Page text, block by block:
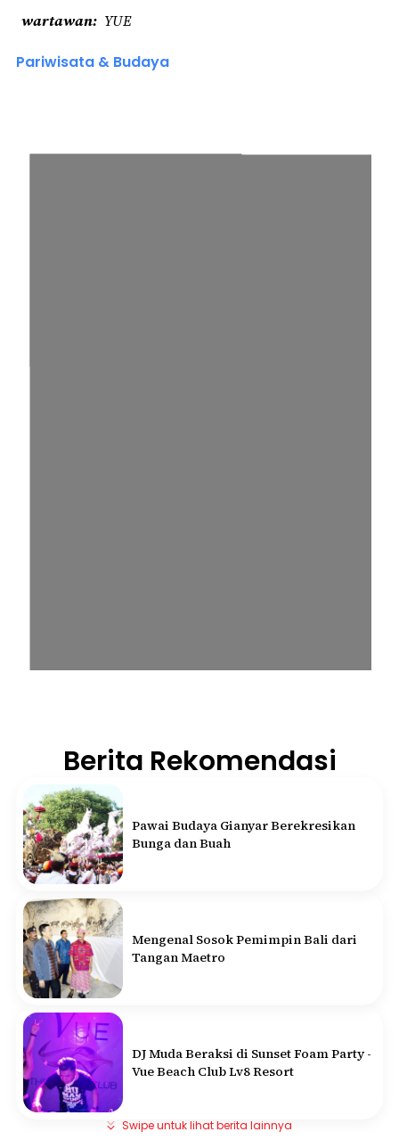
wartawan YUE
Pariwisata & Budaya
Berita Rekomendasi
Pawai Budaya Gianyar Berekresikan
Bunga dan Buah
Mengenal Sosok Pemimpin Bali dari
Tangan Maetro
DJ Muda Beraksi di Sunset Foam Party -
Vue Beach Club Lv8 Resort
Swipe untuk lihat berita lainnya